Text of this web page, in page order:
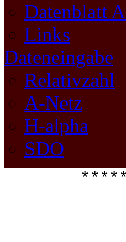
Datenblatt
Links
Dateneingabe
Relativzahl
A-Netz
H-alpha
SDO